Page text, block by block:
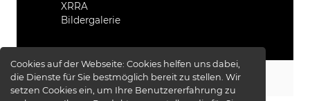
Cookies auf der Webseite:Cookies helfen uns dabei,
die Dienste für Sie bestmöglich bereit zu stellen. Wir
setzen Cookies ein, um Ihre Benutzererfahrung zu
XRRA
Bildergalerie
© 2026 -
KS-TUNING